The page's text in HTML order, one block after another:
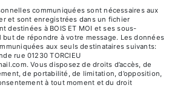
communiquées sont nécessaires aux
et sont enregistrées dans un fichier
destinées à BOIS ET MOI et ses sous-
de répondre à votre message. Les données
aux seuls destinataires suivants:
rue 01230 TORCIEU
Vous disposez de droits d’accès, de
de portabilité, de limitation, d’opposition,
à tout moment et du droit